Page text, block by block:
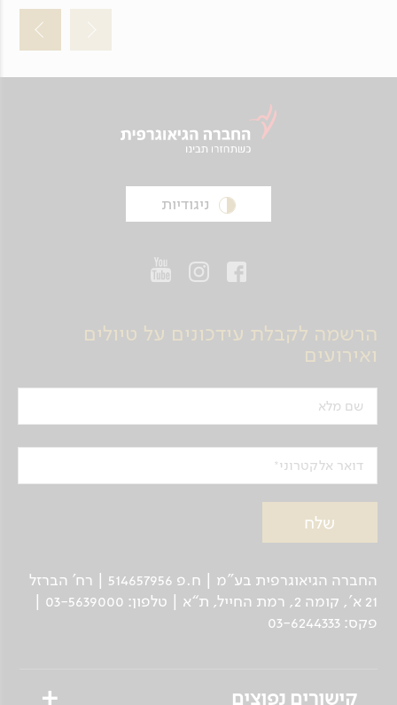
ניגודיות
הרשמה לקבלת עידכונים על טיולים
ואירועים
שם מלא
דואר אלקטרוני
החברה הגיאוגרפית בע"מ | ח.פ 514657956 | רח’ הברזל
21 א', קומה 2, רמת החייל, ת“א | טלפון: 03-5639000 |
פקס: 03-6244333
קישורים נפוצים